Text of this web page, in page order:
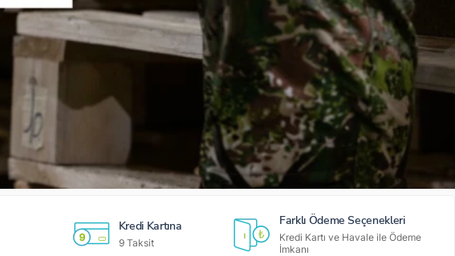
Kredi Kartına
9 Taksit
Farklı Ödeme Seçenekleri
Kredi Kartı ve Havale ile Ödeme
İmkanı